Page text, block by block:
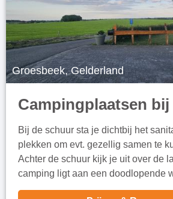
Groesbeek, Gelderland
Campingplaatsen
Bij de schuur sta je dichtbij het
plekken om evt. gezellig samen te
Achter de schuur kijk je uit over de
camping ligt aan een doodlopende